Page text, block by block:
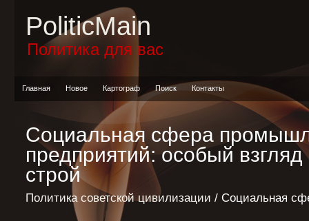
PoliticMain
Политика для вас
Главная Новое Картограф Поиск Контакты
Социальная сфера
предприятий: особый взгляд
строй
Политика советской цивилизации / Социальная